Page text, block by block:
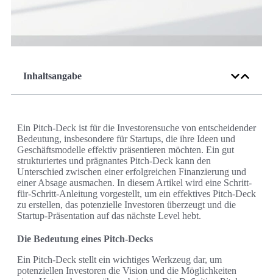
Inhaltsangabe
Ein Pitch-Deck ist für die Investorensuche von entscheidender
Bedeutung, insbesondere für Startups, die ihre Ideen und
Geschäftsmodelle effektiv präsentieren möchten. Ein gut
strukturiertes und prägnantes Pitch-Deck kann den
Unterschied zwischen einer erfolgreichen Finanzierung und
einer Absage ausmachen. In diesem Artikel wird eine Schritt-
für-Schritt-Anleitung vorgestellt, um ein effektives Pitch-Deck
zu erstellen, das potenzielle Investoren überzeugt und die
Startup-Präsentation auf das nächste Level hebt.
Die Bedeutung eines Pitch-Decks
Ein Pitch-Deck stellt ein wichtiges Werkzeug dar, um
potenziellen Investoren die Vision und die Möglichkeiten